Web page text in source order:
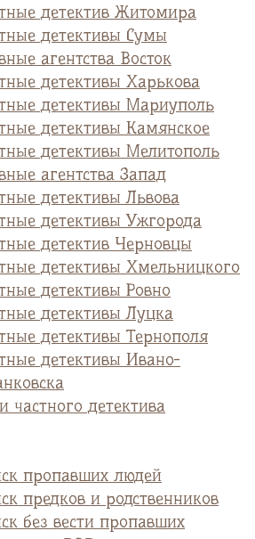
детектив Житомира
детективы Сумы
агентства Восток
детективы Харькова
детективы Мариуполь
детективы Камянское
детективы Мелитополь
агентства Запад
детективы Львова
детективы Ужгорода
детектив Черновцы
детективы Хмельницкого
детективы Ровно
детективы Луцка
детективы Тернополя
детективы Ивано-
частного детектива
пропавших людей
предков и родственников
без вести пропавших